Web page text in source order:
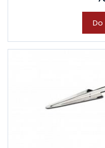
Do